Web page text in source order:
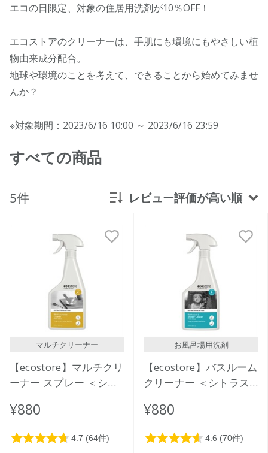
エコの日限定、対象の住居用洗剤が10％OFF！
エコストアのクリーナーは、手肌にも環境にもやさしい植
物由来成分配合。
地球や環境のことを考えて、できることから始めてみませ
んか？
※対象期間：2023/6/16 10:00 ～ 2023/6/16 23:59
すべての商品
5件 レビュー評価が高い順
レビューが多い順
マルチクリーナー
【ecostore】マルチクリ
ーナー スプレー ＜シト
¥880
お風呂場用洗剤
【ecostore】バスルーム
クリーナー ＜シトラス
¥880